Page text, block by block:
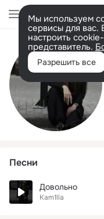
Мы используем
сервисы для вас.
настроить
представитель.
Разрешить все
Песни
Довольно
Kam1lla